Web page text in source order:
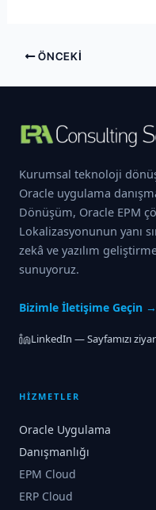
ÖNCEKI
Kurumsal teknoloji
Oracle uygulama
Dönüşüm, Oracle EPM
Lokalizasyonunun yanı
zekâ ve yazılım
sunuyoruz.
Bizimle İletişime Geçin →
LinkedIn — Sayfamızı
HİZMETLER
Oracle Uygulama
Danışmanlığı
EPM Cloud
ERP Cloud